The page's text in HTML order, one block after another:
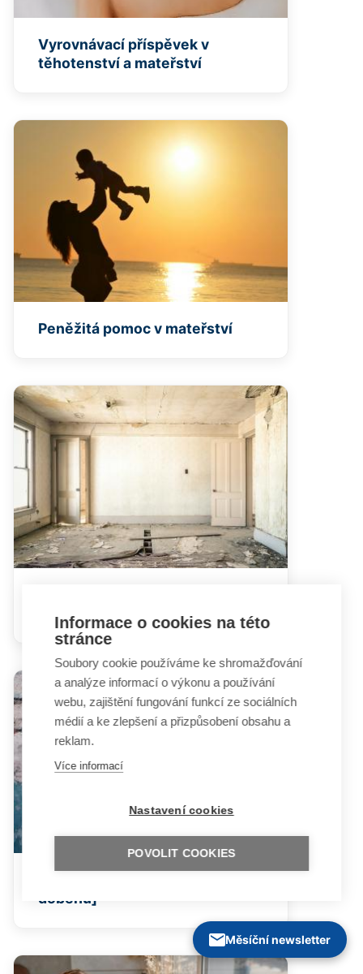
Vyrovnávací příspěvek v
těhotenství a mateřství
Peněžitá pomoc v mateřství
doběhu]
doběhu]
Měsíční newsletter
Informace o cookies na této
stránce
Soubory cookie používáme ke shromažďování
a analýze informací o výkonu a používání
webu, zajištění fungování funkcí ze sociálních
médií a ke zlepšení a přizpůsobení obsahu a
reklam.
Více informací
Nastavení cookies
POVOLIT COOKIES